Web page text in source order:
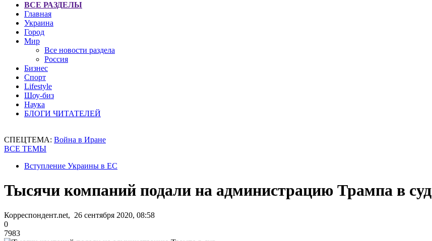
ВСЕ РАЗДЕЛЫ
Главная
Украина
Город
Мир
Все новости раздела
Россия
Бизнес
Спорт
Lifestyle
Шоу-биз
Наука
БЛОГИ ЧИТАТЕЛЕЙ
СПЕЦТЕМА: Война в Иране
ВСЕ ТЕМЫ
Вступление Украины в ЕС
Тысячи компаний подали на администрацию Трампа в суд
Корреспондент.net, 26 сентября 2020, 08:58
0
7983